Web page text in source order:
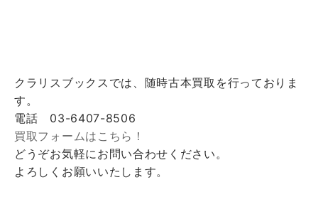
クラリスブックスでは、随時古本買取を行っておりま
す。
電話 03-6407-8506
買取フォームはこちら！
どうぞお気軽にお問い合わせください。
よろしくお願いいたします。